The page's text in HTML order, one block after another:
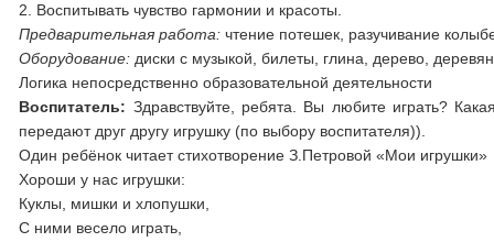
2. Воспитывать чувство гармонии и красоты.
Предварительная работа: чтение потешек, разучивание
Оборудование: диски с музыкой, билеты, глина, дерево,
Логика непосредственно образовательной деятельности
Воспитатель: Здравствуйте, ребята. Вы любите играть?
передают друг другу игрушку (по выбору воспитателя)).
Один ребёнок читает стихотворение З.Петровой «Мои игрушки»
Хороши у нас игрушки:
Куклы, мишки и хлопушки,
С ними весело играть,